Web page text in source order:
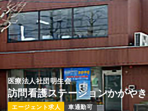
医療法人社団明生会
訪問看護ステーションかがやき
エージェント求人 車通勤可